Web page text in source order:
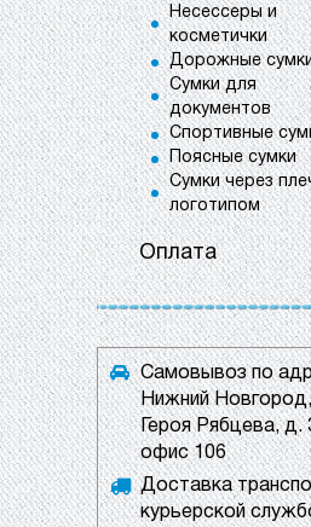
Несессеры и
косметички
Дорожные
Сумки для
документов
Спортивные
Поясные сумки
Сумки через
логотипом
Оплата
Самовывоз по
Нижний Новгород,
Героя Рябцева, д.
офис 106
Доставка
курьерской